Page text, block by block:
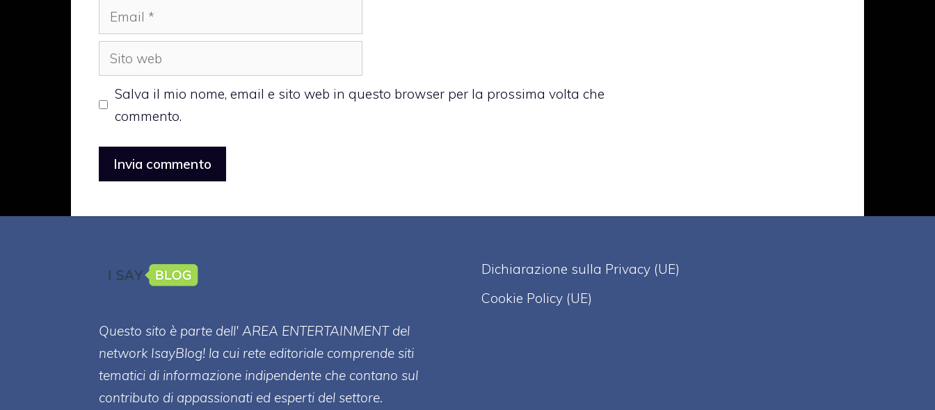
Email
Sito
web
Salva il mio nome, email e sito web in questo browser per la prossima volta che
commento.
Questo sito è parte dell' AREA ENTERTAINMENT del
network IsayBlog! la cui rete editoriale comprende siti
tematici di informazione indipendente che contano sul
contributo di appassionati ed esperti del settore.
Dichiarazione sulla Privacy (UE)
Cookie Policy (UE)